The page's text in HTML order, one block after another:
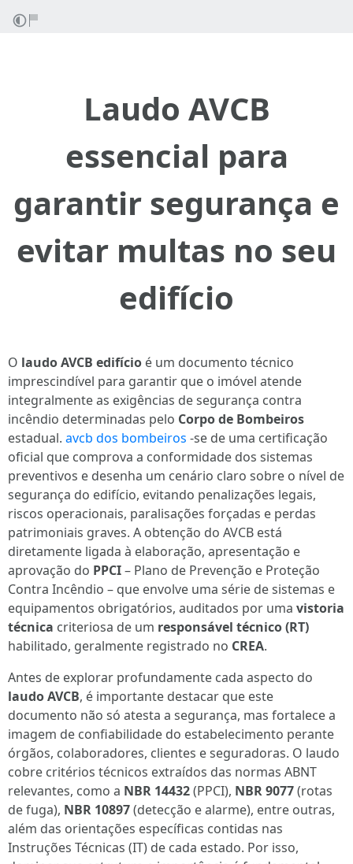
Laudo AVCB
essencial para
garantir segurança e
evitar multas no seu
edifício
O laudo AVCB edifício é um documento técnico
imprescindível para garantir que o imóvel atende
integralmente as exigências de segurança contra
incêndio determinadas pelo Corpo de Bombeiros
estadual. avcb dos bombeiros -se de uma certificação
oficial que comprova a conformidade dos sistemas
preventivos e desenha um cenário claro sobre o nível de
segurança do edifício, evitando penalizações legais,
riscos operacionais, paralisações forçadas e perdas
patrimoniais graves. A obtenção do AVCB está
diretamente ligada à elaboração, apresentação e
aprovação do PPCI– Plano de Prevenção e Proteção
Contra Incêndio – que envolve uma série de sistemas e
equipamentos obrigatórios, auditados por uma vistoria
técnica criteriosa de um responsável técnico (RT)
habilitado, geralmente registrado no CREA.
Antes de explorar profundamente cada aspecto do
laudo AVCB, é importante destacar que este
documento não só atesta a segurança, mas fortalece a
imagem de confiabilidade do estabelecimento perante
órgãos, colaboradores, clientes e seguradoras. O laudo
cobre critérios técnicos extraídos das normas ABNT
relevantes, como a NBR 14432(PPCI), NBR 9077(rotas
de fuga), NBR 10897(detecção e alarme), entre outras,
além das orientações específicas contidas nas
Instruções Técnicas (IT) de cada estado. Por isso,